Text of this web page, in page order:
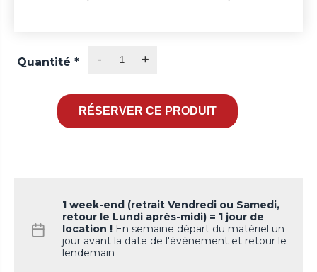
Quantité * - +
1 week-end (retrait Vendredi ou Samedi,
retour le Lundi après-midi) = 1 jour de
location ! En semaine départ du matériel un
jour avant la date de l'événement et retour le
lendemain